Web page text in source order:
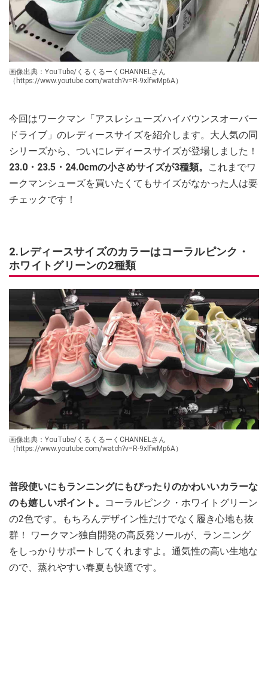
画像出典：YouTube/くるくるーくCHANNELさん
（https://www.youtube.com/watch?v=R-9xlfwMp6A）
今回はワークマン「アスレシューズハイバウンスオーバー
ドライブ」のレディースサイズを紹介します。大人気の同
シリーズから、ついにレディースサイズが登場しました！
23.0・23.5・24.0cmの小さめサイズが3種類。
これまでワ
ークマンシューズを買いたくてもサイズがなかった人は要
チェックです！
2.レディースサイズのカラーはコーラルピンク・
ホワイトグリーンの2種類
画像出典：YouTube/くるくるーくCHANNELさん
（https://www.youtube.com/watch?v=R-9xlfwMp6A）
普段使いにもランニングにもぴったりのかわいいカラーな
のも嬉しいポイント。
コーラルピンク・ホワイトグリーン
の2色です。もちろんデザイン性だけでなく履き心地も抜
群！ ワークマン独自開発の高反発ソールが、ランニング
をしっかりサポートしてくれますよ。通気性の高い生地な
ので、蒸れやすい春夏も快適です。